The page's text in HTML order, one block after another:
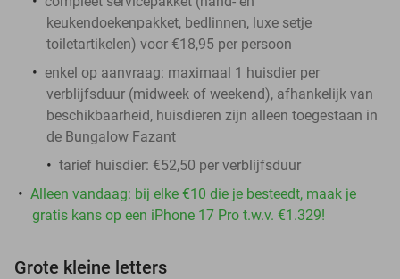
keukendoekenpakket, bedlinnen, luxe setje
toiletartikelen) voor €18,95 per persoon
enkel op aanvraag: maximaal 1 huisdier per
verblijfsduur (midweek of weekend), afhankelijk van
beschikbaarheid, huisdieren zijn alleen toegestaan in
de Bungalow Fazant
tarief huisdier: €52,50 per verblijfsduur
Alleen vandaag: bij elke €10 die je besteedt, maak je
gratis kans op een iPhone 17 Pro t.w.v. €1.329!
Grote kleine letters